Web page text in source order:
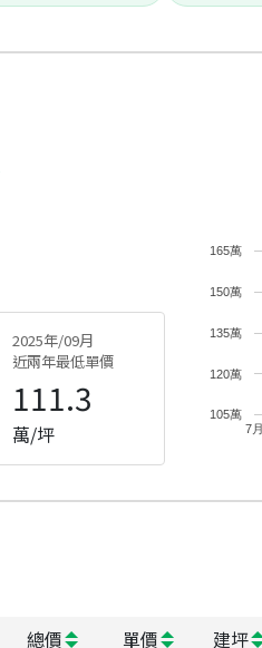
2025年/09月
近兩年最低單價
111.3
萬/坪 7月
105萬
120萬
135萬
150萬
165萬
總價 單價 建坪